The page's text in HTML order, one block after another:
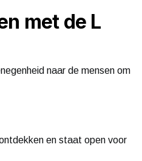
met de L
naar de mensen om
en staat open voor